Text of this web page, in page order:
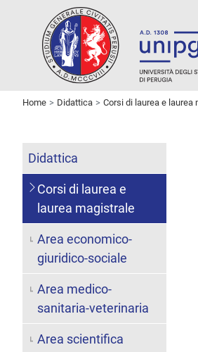
Home Didattica Corsi di laurea e laurea
Didattica
Corsi di laurea e
laurea magistrale
Area economico-
giuridico-sociale
Area medico-
sanitaria-veterinaria
Area scientifica